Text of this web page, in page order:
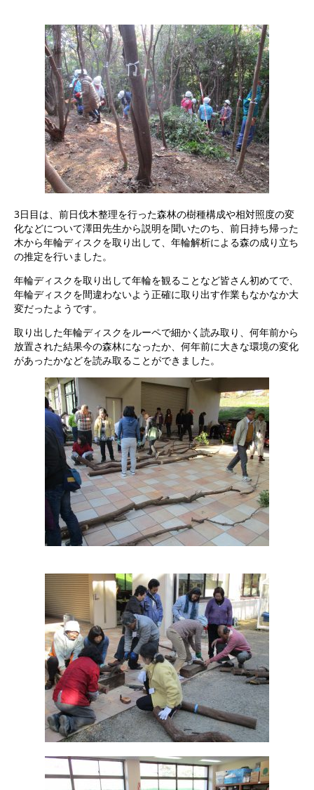
3日目は、前日伐木整理を行った森林の樹種構成や相対照度の変
化などについて澤田先生から説明を聞いたのち、前日持ち帰った
木から年輪ディスクを取り出して、年輪解析による森の成り立ち
の推定を行いました。
年輪ディスクを取り出して年輪を観ることなど皆さん初めてで、
年輪ディスクを間違わないよう正確に取り出す作業もなかなか大
変だったようです。
取り出した年輪ディスクをルーペで細かく読み取り、何年前から
放置された結果今の森林になったか、何年前に大きな環境の変化
があったかなどを読み取ることができました。